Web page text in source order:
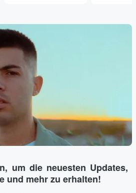
um die neuesten Updates,
und mehr zu erhalten!